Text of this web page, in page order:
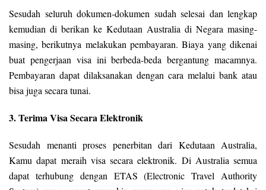
Sesudah seluruh dokumen-dokumen sudah selesai dan lengkap
kemudian di berikan ke Kedutaan Australia di Negara masing-
masing, berikutnya melakukan pembayaran. Biaya yang dikenai
buat pengerjaan visa ini berbeda-beda bergantung macamnya.
Pembayaran dapat dilaksanakan dengan cara melalui bank atau
bisa juga secara tunai.
3. Terima Visa Secara Elektronik
Sesudah menanti proses penerbitan dari Kedutaan Australia,
Kamu dapat meraih visa secara elektronik. Di Australia semua
dapat terhubung dengan ETAS (Electronic Travel Authority